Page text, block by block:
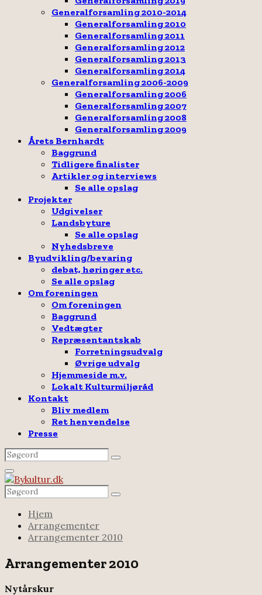
Generalforsamling 2010-2014
Generalforsamling 2010
Generalforsamling 2011
Generalforsamling 2012
Generalforsamling 2013
Generalforsamling 2014
Generalforsamling 2006-2009
Generalforsamling 2006
Generalforsamling 2007
Generalforsamling 2008
Generalforsamling 2009
Årets Bernhardt
Baggrund
Tidligere finalister
Artikler og interviews
Se alle opslag
Projekter
Udgivelser
Landsbyture
Se alle opslag
Nyhedsbreve
Byudvikling/bevaring
debat, høringer etc.
Se alle opslag
Om foreningen
Om foreningen
Baggrund
Vedtægter
Repræsentantskab
Forretningsudvalg
Øvrige udvalg
Hjemmeside m.v.
Lokalt Kulturmiljøråd
Kontakt
Bliv medlem
Ret henvendelse
Presse
Search
for:
Search
Facebook
Email
Rss
Primary
Menu
Search
for:
Search
Hjem
Arrangementer
Arrangementer 2010
Arrangementer 2010
Nytårskur